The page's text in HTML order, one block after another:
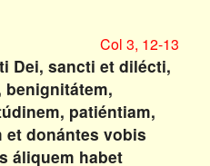
Col 3, 12-13
Dei, sancti et dilécti,
patiéntiam,
donántes vobis
áliquem habet